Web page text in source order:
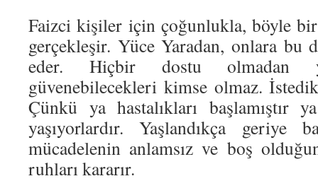
Faizci kişiler için çoğunlukla, böyle
gerçekleşir. Yüce Yaradan, onlara bu
eder. Hiçbir dostu olmadan
güvenebilecekleri kimse olmaz.
Çünkü ya hastalıkları başlamıştır
yaşıyorlardır. Yaşlandıkça geriye
mücadelenin anlamsız ve boş
ruhları kararır.